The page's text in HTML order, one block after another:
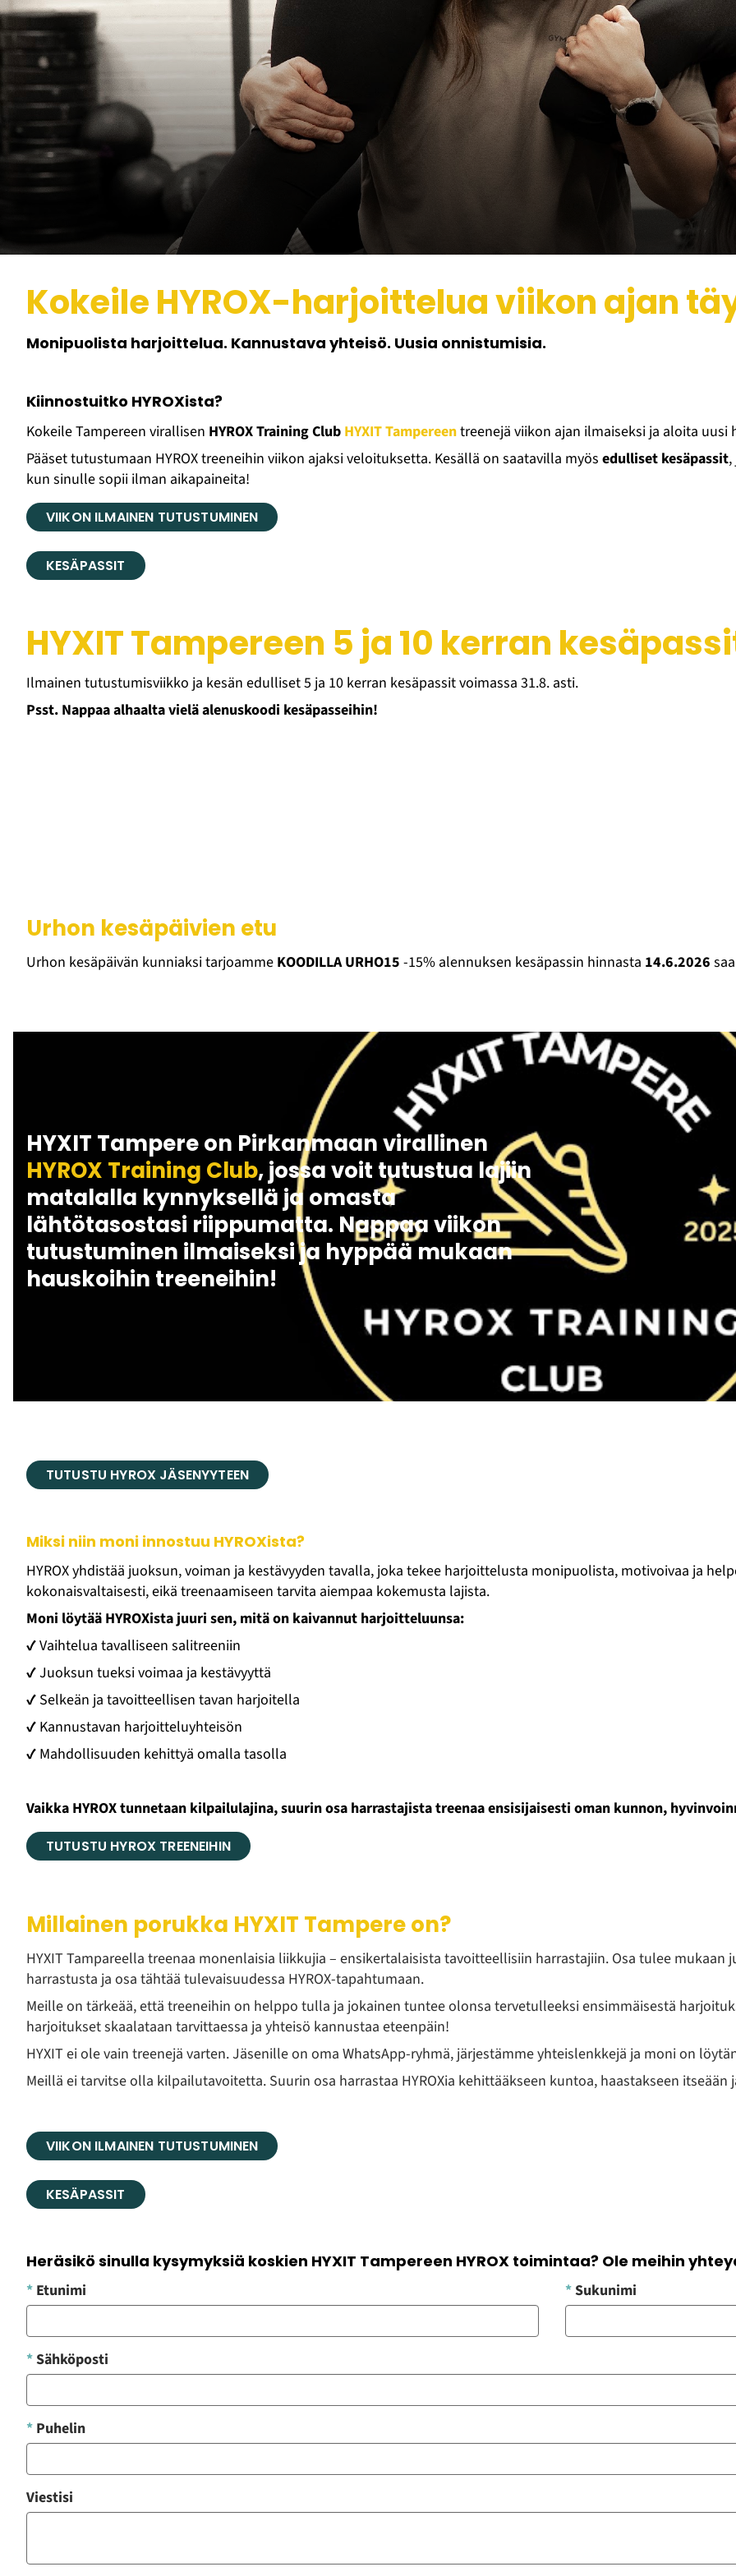
Kokeile HYROX-harjoittelua viikon ajan
​​​​​Monipuolista harjoittelua. Kannustava yhteisö. Uusia onnistumisia.
Kiinnostuitko HYROXista?
Kokeile Tampereen virallisen HYROX Training Club HYXIT Tampereentreenejä viikon ajan ilmaiseksi ja aloita uusi
Pääset tutustumaan HYROX treeneihin viikon ajaksi veloituksetta. Kesällä on saatavilla myös edulliset kesäpassit
kun sinulle sopii ilman aikapaineita! ​​​​​​​
VIIKON ILMAINEN TUTUSTUMINEN
KESÄPASSIT
HYXIT Tampereen 5 ja 10 kerran
Ilmainen tutustumisviikko ja kesän edulliset 5 ja 10 kerran kesäpassit voimassa 31.8. asti.
Psst. Nappaa alhaalta vielä alenuskoodi kesäpasseihin!
Urhon kesäpäivien etu
Urhon kesäpäivän kunniaksi tarjoamme KOODILLA URHO15 -15% alennuksen kesäpassin hinnasta 14.6.2026
HYXIT Tampere on Pirkanmaan virallinen
HYROX Training Club, jossa voit tutustua lajiin
matalalla kynnyksellä ja omasta
lähtötasostasi riippumatta. Nappaa viikon
tutustuminen ilmaiseksi ja hyppää mukaan
hauskoihin treeneihin!
TUTUSTU HYROX JÄSENYYTEEN
Miksi niin moni innostuu HYROXista?
HYROX yhdistää juoksun, voiman ja kestävyyden tavalla, joka tekee harjoittelusta monipuolista, motivoivaa ja
kokonaisvaltaisesti, eikä treenaamiseen tarvita aiempaa kokemusta lajista.
Moni löytää HYROXista juuri sen, mitä on kaivannut harjoitteluunsa:
✔ Vaihtelua tavalliseen salitreeniin
✔ Juoksun tueksi voimaa ja kestävyyttä
✔ Selkeän ja tavoitteellisen tavan harjoitella
✔ Kannustavan harjoitteluyhteisön
✔ Mahdollisuuden kehittyä omalla tasolla
Vaikka HYROX tunnetaan kilpailulajina, suurin osa harrastajista treenaa ensisijaisesti oman kunnon,
TUTUSTU HYROX TREENEIHIN
Millainen porukka HYXIT Tampere on?
HYXIT Tampareella treenaa monenlaisia liikkujia – ensikertalaisista tavoitteellisiin harrastajiin. Osa tulee
harrastusta ja osa tähtää tulevaisuudessa HYROX-tapahtumaan.
Meille on tärkeää, että treeneihin on helppo tulla ja jokainen tuntee olonsa tervetulleeksi ensimmäisestä
harjoitukset skaalataan tarvittaessa ja yhteisö kannustaa eteenpäin!
HYXIT ei ole vain treenejä varten. Jäsenille on oma WhatsApp-ryhmä, järjestämme yhteislenkkejä ja moni on
Meillä ei tarvitse olla kilpailutavoitetta. Suurin osa harrastaa HYROXia kehittääkseen kuntoa, haastakseen
VIIKON ILMAINEN TUTUSTUMINEN
KESÄPASSIT
Heräsikö sinulla kysymyksiä koskien HYXIT Tampereen HYROX toimintaa? Ole meihin
* Etunimi *Sukunimi
*Sähköposti
* Puhelin
Viestisi